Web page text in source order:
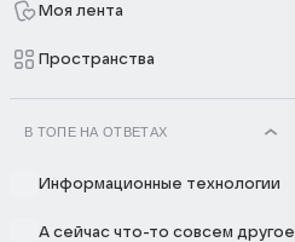
Моя лента
Пространства
В ТОПЕ НА ОТВЕТАХ
Информационные технологии
А сейчас что-то совсем другое